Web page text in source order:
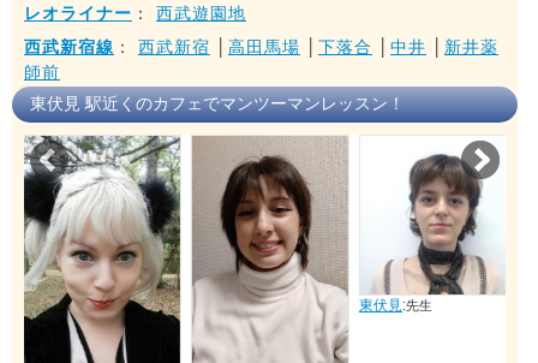
レオライナー ： 西武遊園地
西武新宿線 ： 西武新宿 高田馬場 下落合 中井
新井薬
師前
東伏見 駅近くのカフェでマンツーマンレッスン！
東伏見:先生 東伏見
Prev